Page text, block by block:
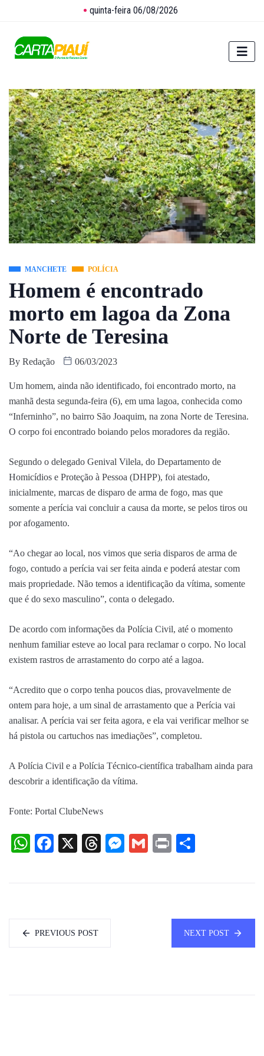
quinta-feira 06/08/2026
MANCHETE POLÍCIA
Homem é encontrado
morto em lagoa da Zona
Norte de Teresina
By Redação 06/03/2023
Um homem, ainda não identificado, foi encontrado morto, na
manhã desta segunda-feira (6), em uma lagoa, conhecida como
“Inferninho”, no bairro São Joaquim, na zona Norte de Teresina.
O corpo foi encontrado boiando pelos moradores da região.
Segundo o delegado Genival Vilela, do Departamento de
Homicídios e Proteção à Pessoa (DHPP), foi atestado,
inicialmente, marcas de disparo de arma de fogo, mas que
somente a perícia vai concluir a causa da morte, se pelos tiros ou
por afogamento.
“Ao chegar ao local, nos vimos que seria disparos de arma de
fogo, contudo a perícia vai ser feita ainda e poderá atestar com
mais propriedade. Não temos a identificação da vítima, somente
que é do sexo masculino”, conta o delegado.
De acordo com informações da Polícia Civil, até o momento
nenhum familiar esteve ao local para reclamar o corpo. No local
existem rastros de arrastamento do corpo até a lagoa.
“Acredito que o corpo tenha poucos dias, provavelmente de
ontem para hoje, a um sinal de arrastamento que a Perícia vai
analisar. A perícia vai ser feita agora, e ela vai verificar melhor se
há pistola ou cartuchos nas imediações”, completou.
A Polícia Civil e a Polícia Técnico-científica trabalham ainda para
descobrir a identificação da vítima.
Fonte: Portal ClubeNews
WhatsApp
Facebook
X Threads
Messenger
Gmail
Print
PREVIOUS POST NEXT POST